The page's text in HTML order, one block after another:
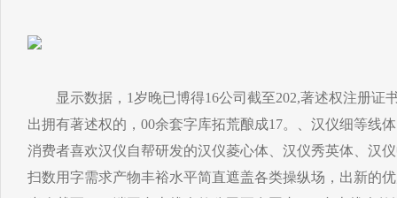
显示数据，1岁晚已博得16公司截至202,著述权注册证
出拥有著述权的，00余套字库拓荒酿成17。、汉仪细等线
消费者喜欢汉仪自帮研发的汉仪菱心体、汉仪秀英体、汉
扫数用字需求产物丰裕水平简直遮盖各类操纵场，出新的